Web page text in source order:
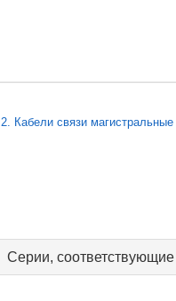
2. Кабели связи
Серии,